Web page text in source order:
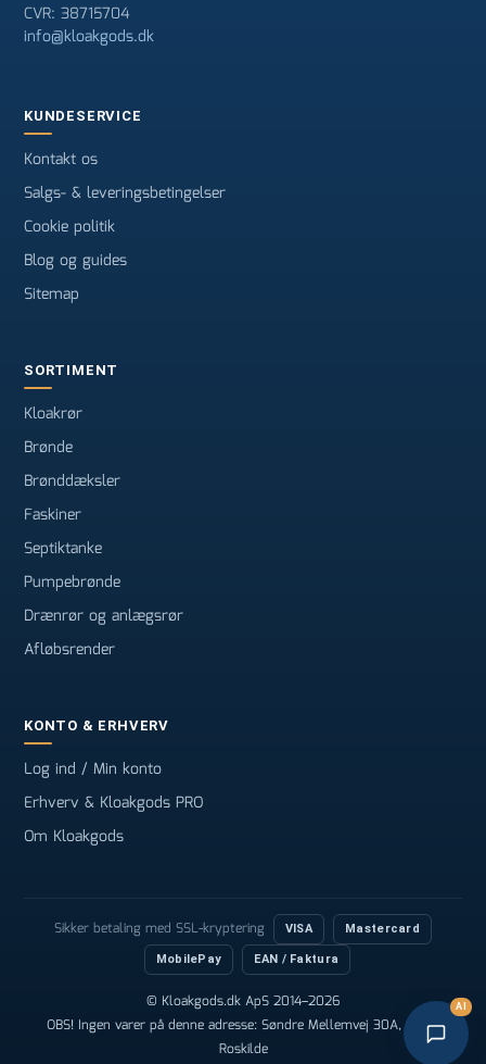
CVR: 38715704
info@kloakgods.dk
KUNDESERVICE
Kontakt os
Salgs- & leveringsbetingelser
Cookie politik
Blog og guides
Sitemap
SORTIMENT
Kloakrør
Brønde
Brønddæksler
Faskiner
Septiktanke
Pumpebrønde
Drænrør og anlægsrør
Afløbsrender
KONTO & ERHVERV
Log ind / Min konto
Erhverv & Kloakgods PRO
Om Kloakgods
Sikker betaling med SSL-kryptering VISA Mastercard
MobilePay EAN / Faktura
© Kloakgods.dk ApS 2014–2026
OBS! Ingen varer på denne adresse: Søndre Mellemvej 30A, 4000
Roskilde
AI